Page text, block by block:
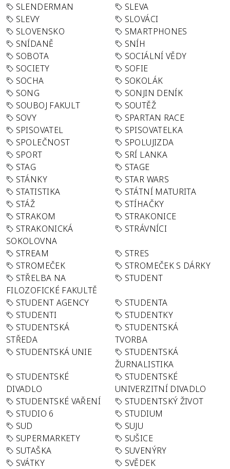
SLENDERMAN
SLEVA
SLEVY
SLOVÁCI
SLOVENSKO
SMARTPHONES
SNÍDANĚ
SNÍH
SOBOTA
SOCIÁLNÍ VĚDY
SOCIETY
SOFIE
SOCHA
SOKOLÁK
SONG
SONJIN DENÍK
SOUBOJ FAKULT
SOUTĚŽ
SOVY
SPARTAN RACE
SPISOVATEL
SPISOVATELKA
SPOLEČNOST
SPOLUJIZDA
SPORT
SRÍ LANKA
STAG
STAGE
STÁNKY
STAR WARS
STATISTIKA
STÁTNÍ MATURITA
STÁŽ
STÍHAČKY
STRAKOM
STRAKONICE
STRAKONICKÁ
SOKOLOVNA
STRÁVNÍCI
STREAM
STRES
STROMEČEK
STROMEČEK S DÁRKY
STŘELBA NA
FILOZOFICKÉ FAKULTĚ
STUDENT
STUDENT AGENCY
STUDENTA
STUDENTI
STUDENTKY
STUDENTSKÁ
STŘEDA
STUDENTSKÁ
TVORBA
STUDENTSKÁ UNIE
STUDENTSKÁ
ŽURNALISTIKA
STUDENTSKÉ
DIVADLO
STUDENTSKÉ
UNIVERZITNÍ DIVADLO
STUDENTSKÉ VAŘENÍ
STUDENTSKÝ ŽIVOT
STUDIO 6
STUDIUM
SUD
SUJU
SUPERMARKETY
SUŠICE
SUTAŠKA
SUVENÝRY
SVÁTKY
SVĚDEK